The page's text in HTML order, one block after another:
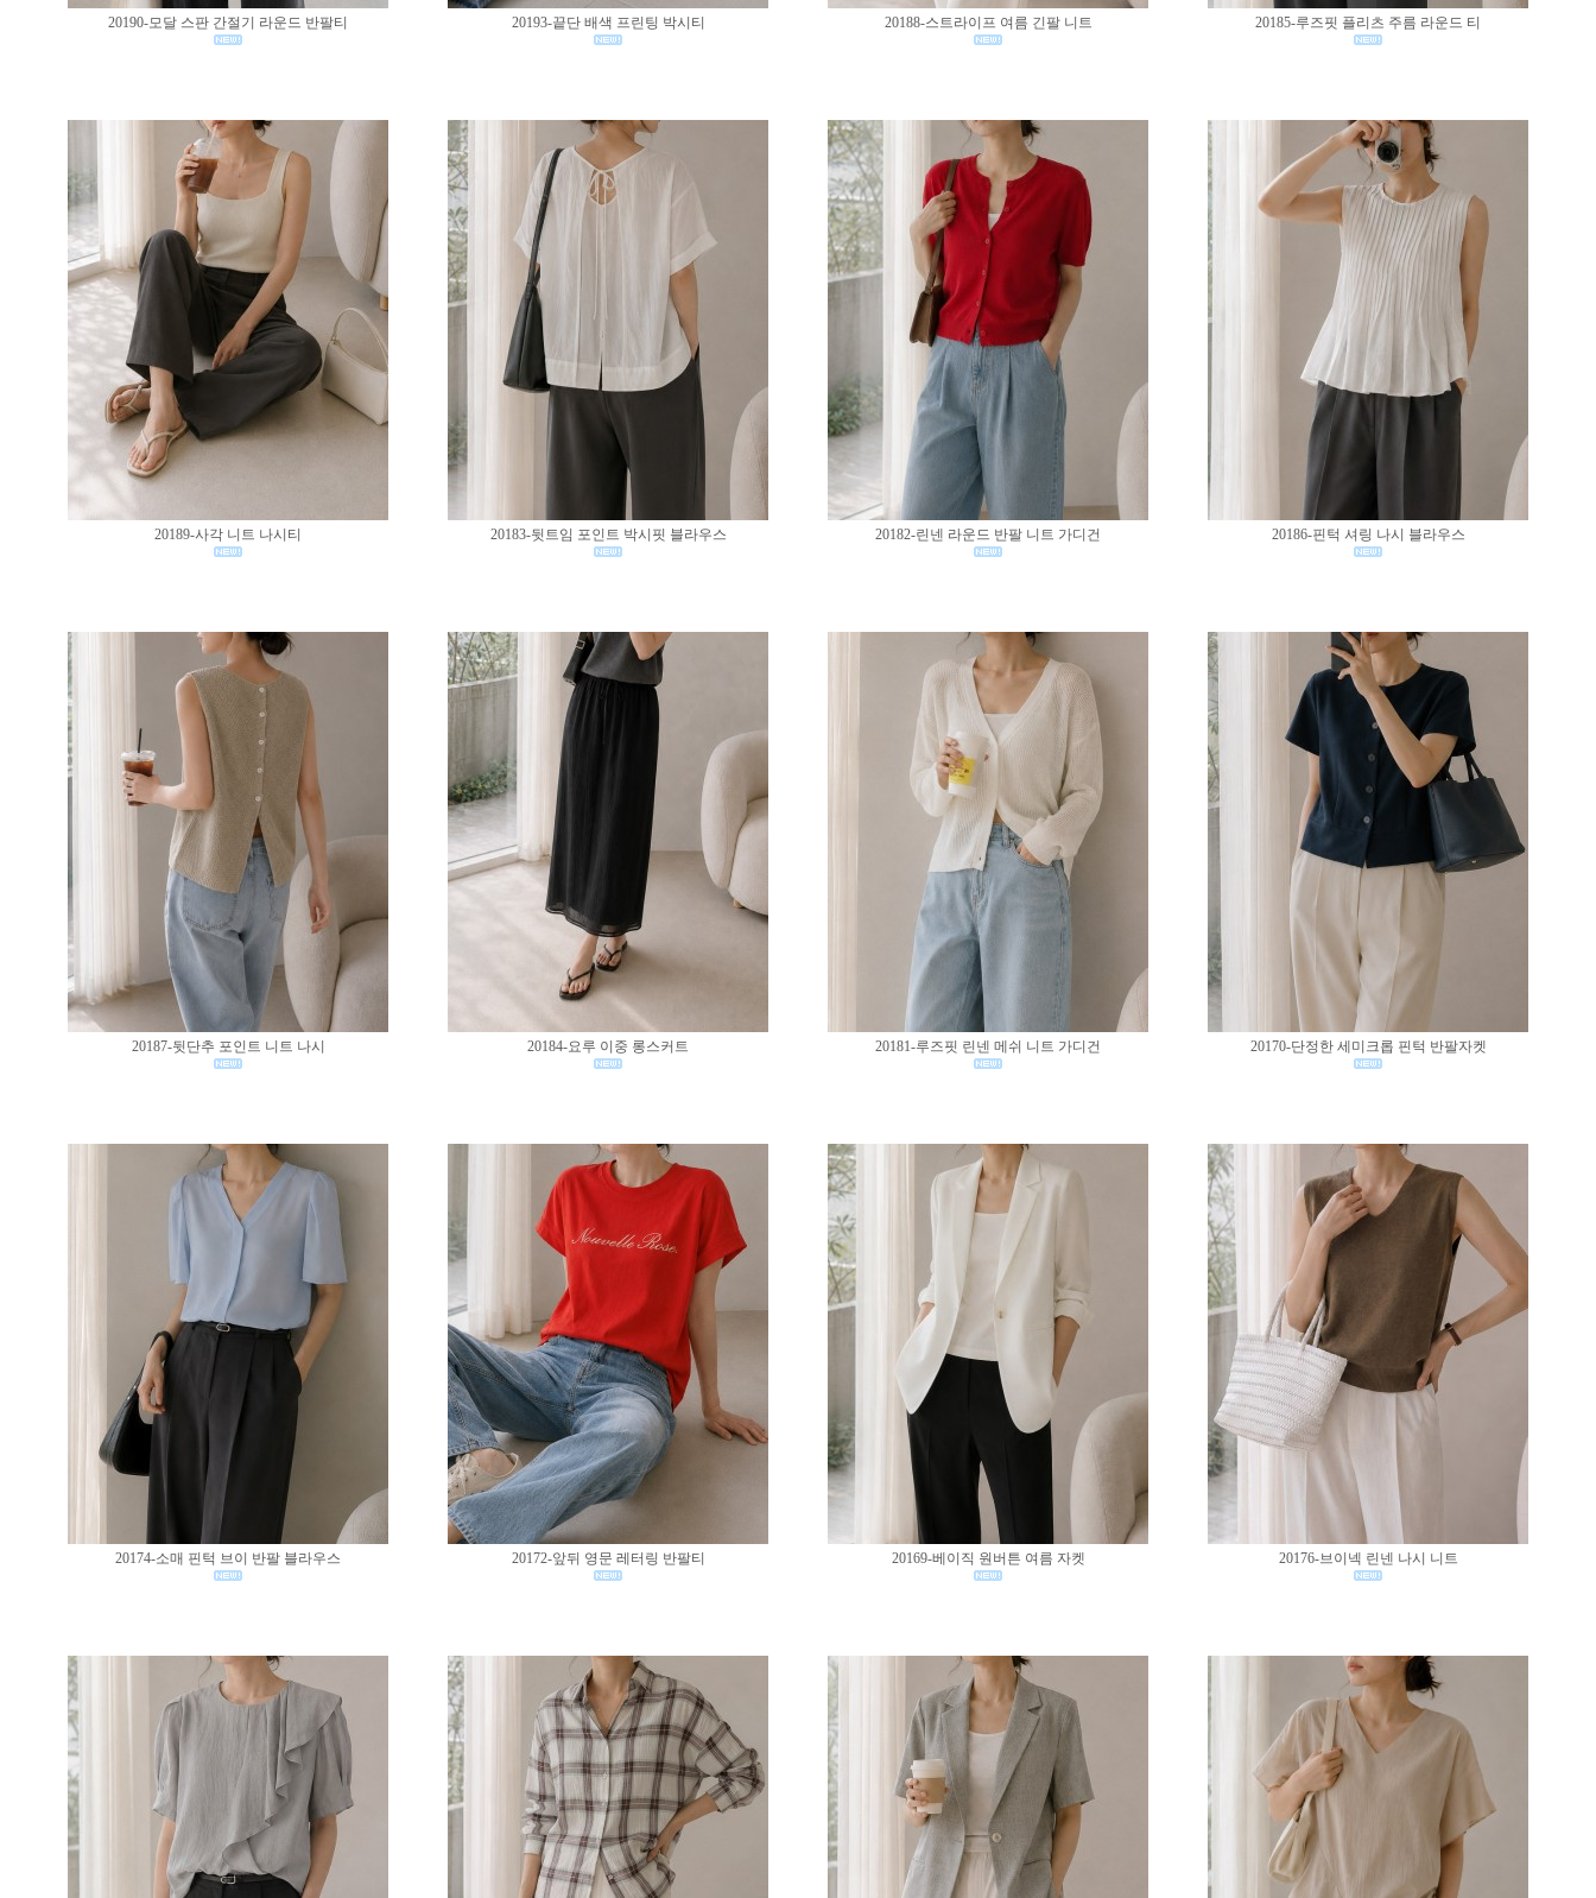
20190-모달 스판 간절기 라운드 반팔티 20193-끝단 배색 프린팅 박시티 20188-스트라이프 여름 긴팔 니트 20185-루즈핏 플리츠 주름 라운드 티
20189-사각 니트 나시티 20183-뒷트임 포인트 박시핏 블라우스 20182-린넨 라운드 반팔 니트 가디건 20186-핀턱 셔링 나시 블라우스
20187-뒷단추 포인트 니트 나시 20184-요루 이중 롱스커트 20181-루즈핏 린넨 메쉬 니트 가디건 20170-단정한 세미크롭 핀턱 반팔자켓
20174-소매 핀턱 브이 반팔 블라우스 20172-앞뒤 영문 레터링 반팔티 20169-베이직 원버튼 여름 자켓 20176-브이넥 린넨 나시 니트